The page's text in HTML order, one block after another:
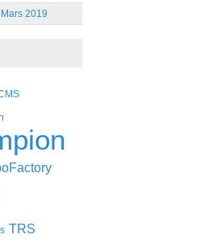
Mars 2019
TRS